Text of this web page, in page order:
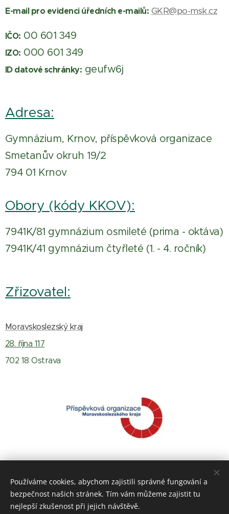
E-mail pro evidenci úředních e-mailů: GKR@po-msk.cz
IČO: 00 601 349
IZO: 000 601 349
ID datové schránky: geufw6j
Adresa:
Gymnázium, Krnov, příspěvková organizace
Smetanův okruh 19/2
794 01 Krnov
Obory (kódy KKOV):
7941K/81 gymnázium osmileté (prima - oktáva)
7941K/41 gymnázium čtyřleté (1. - 4. ročník)
Zřizovatel:
Moravskoslezský kraj
28. října 117
702 18 Ostrava
Používáme cookies, abychom zajistili správné fungování a
bezpečnost našich stránek. Tím vám můžeme zajistit tu
nejlepší zkušenost při jejich návštěvě.